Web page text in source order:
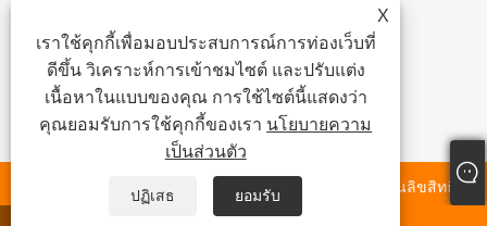
X
เราใช้คุกกี้เพื่อมอบประสบการณ์การท่องเว็บที่
ดีขึ้น วิเคราะห์การเข้าชมไซต์ และปรับแต่ง
เนื้อหาในแบบของคุณ การใช้ไซต์นี้แสดงว่า
คุณยอมรับการใช้คุกกี้ของเรา นโยบายความ
เป็นส่วนตัว
ปฏิเสธ ยอมรับ
Royang Dredger Company Limited สงวนลิขสิทธิ์.